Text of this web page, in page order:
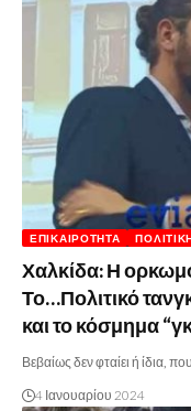
ΕΠΙΚΑΙΡΌΤΗΤΑ
Χαλκίδα: Η
Το…Πολιτικό
και το κόσμημα
Βεβαίως δεν φταίει ή ίδια,
4 Ιανουαρίου 2024